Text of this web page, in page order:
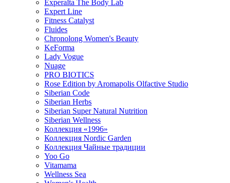
Experalta The Body Lab
Expert Line
Fitness Catalyst
Fluides
Chronolong Women's Beauty
KeForma
Lady Vogue
Nuage
PRO BIOTICS
Rose Edition by Aromapolis Olfactive Studio
Siberian Code
Siberian Herbs
Siberian Super Natural Nutrition
Siberian Wellness
Коллекция «1996»
Коллекция Nordic Garden
Коллекция Чайные традиции
Yoo Go
Vitamama
Wellness Sea